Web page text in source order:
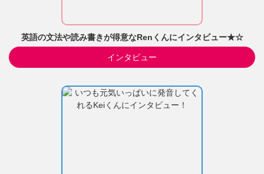
英語の文法や読み書きが得意なRenくんにインタビュー★☆
インタビュー